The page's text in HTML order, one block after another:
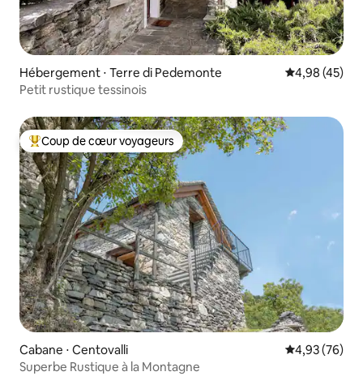
Hébergement ⋅ Terre di Pedemonte Évaluation
4,98 (45)
Petit rustique tessinois
Coups de cœur voyageurs les plus appréciés
Coup de cœur voyageurs
Cabane ⋅ Centovalli Évaluation
4,93 (76)
Superbe Rustique à la Montagne